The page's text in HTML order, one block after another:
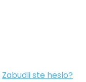
Zabudli ste heslo?